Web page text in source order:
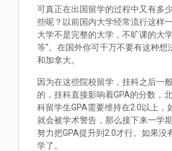
可真正在出国留学的过程中又有多
些呢？以前国内大学经常流行这样
大学不是完整的大学，不旷课的大
等”。在国外你可千万不要有这种想
和加拿大。
因为在这些院校留学，挂科之后一
的，挂科直接影响着GPA的分数，
科留学生GPA需要维持在2.0以上，
就会被学术警告，那么接下来一学
努力把GPA提升到2.0才行。如果没
学了。